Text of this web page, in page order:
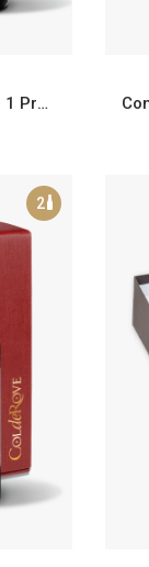
Confezione Da 2 Bottiglie 1 Prosecco Doc Treviso Brut Igt E 1 Armonioso Cabernet Igt
2